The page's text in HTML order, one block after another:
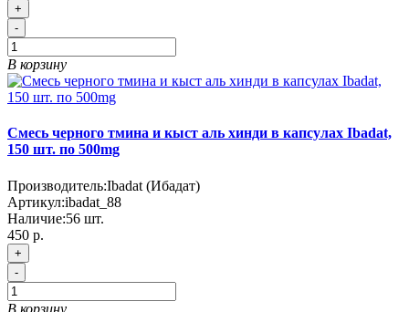
+
-
В корзину
Смесь черного тмина и кыст аль хинди в капсулах Ibadat,
150 шт. по 500mg
Производитель:Ibadat (Ибадат)
Артикул:ibadat_88
Наличие:56 шт.
450 р.
+
-
В корзину